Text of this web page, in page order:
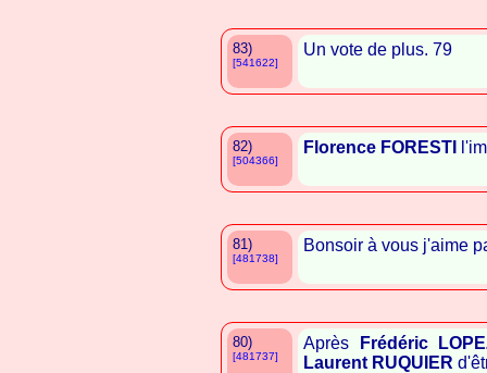
83)
[541622]
Un vote de plus. 79
82)
[504366]
Florence FORESTI
81)
[481738]
Bonsoir à vous j'aime
80)
[481737]
Après
Frédéric
Laurent RUQUIER